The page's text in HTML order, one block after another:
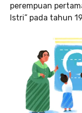
perempuan
Istri” pada tahun